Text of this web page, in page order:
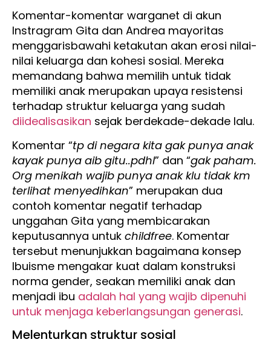
Komentar-komentar warganet di akun
Instragram Gita dan Andrea mayoritas
menggarisbawahi ketakutan akan erosi nilai-
nilai keluarga dan kohesi sosial. Mereka
memandang bahwa memilih untuk tidak
memiliki anak merupakan upaya resistensi
terhadap struktur keluarga yang sudah
diidealisasikan sejak berdekade-dekade lalu.
Komentar “tp di negara kita gak punya anak
kayak punya aib gitu..pdhl” dan “gak paham.
Org menikah wajib punya anak klu tidak km
terlihat menyedihkan” merupakan dua
contoh komentar negatif terhadap
unggahan Gita yang membicarakan
keputusannya untuk childfree. Komentar
tersebut menunjukkan bagaimana konsep
Ibuisme mengakar kuat dalam konstruksi
norma gender, seakan memiliki anak dan
menjadi ibu adalah hal yang wajib dipenuhi
untuk menjaga keberlangsungan generasi.
Melenturkan struktur sosial